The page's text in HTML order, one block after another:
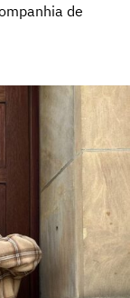
de